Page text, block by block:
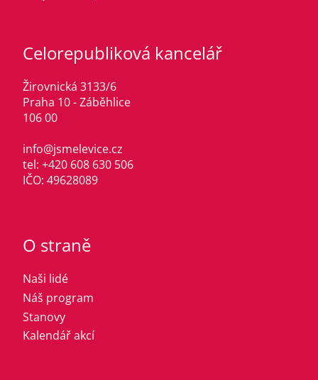
Celorepubliková kancelář
Žirovnická 3133/6
Praha 10 - Záběhlice
106 00
info@jsmelevice.cz
tel: +420 608 630 506
IČO: 49628089
O straně
Naši lidé
Náš program
Stanovy
Kalendář akcí